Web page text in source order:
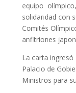
equipo
solidaridad con
Comités
anfitriones
La carta
Palacio de
Ministros para